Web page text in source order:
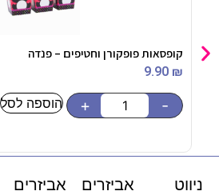
קופסאות פופקורן וחטיפים – פנדה
9.90 ₪
-
+ הוספה לסל
ניווט
אביזרים
אביזרים